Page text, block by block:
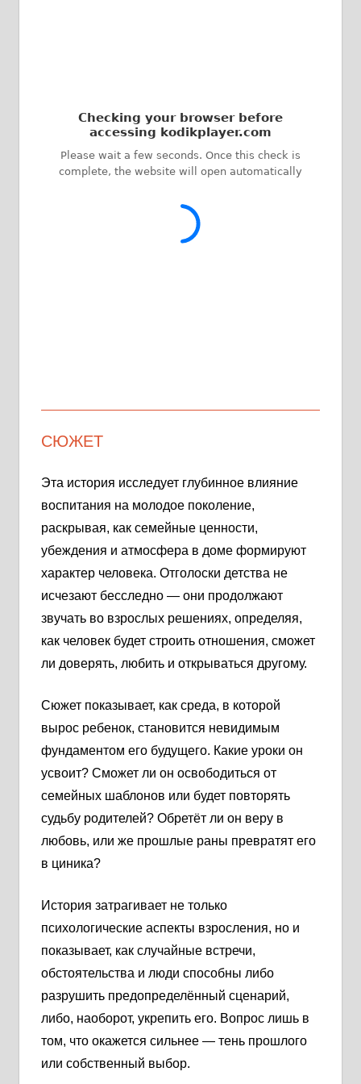
СЮЖЕТ
Эта история исследует глубинное влияние
воспитания на молодое поколение,
раскрывая, как семейные ценности,
убеждения и атмосфера в доме формируют
характер человека. Отголоски детства не
исчезают бесследно — они продолжают
звучать во взрослых решениях, определяя,
как человек будет строить отношения, сможет
ли доверять, любить и открываться другому.
Сюжет показывает, как среда, в которой
вырос ребенок, становится невидимым
фундаментом его будущего. Какие уроки он
усвоит? Сможет ли он освободиться от
семейных шаблонов или будет повторять
судьбу родителей? Обретёт ли он веру в
любовь, или же прошлые раны превратят его
в циника?
История затрагивает не только
психологические аспекты взросления, но и
показывает, как случайные встречи,
обстоятельства и люди способны либо
разрушить предопределённый сценарий,
либо, наоборот, укрепить его. Вопрос лишь в
том, что окажется сильнее — тень прошлого
или собственный выбор.